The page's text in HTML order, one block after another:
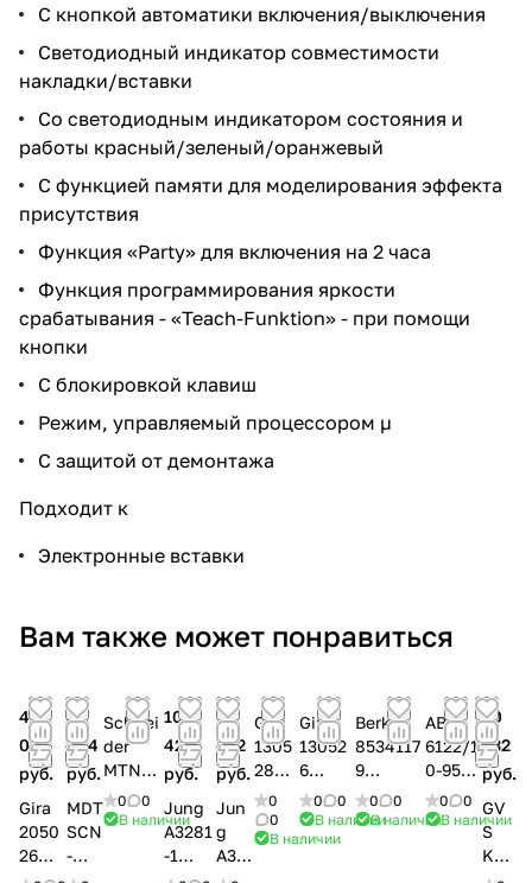
С кнопкой автоматики включения/выключения
Светодиодный индикатор совместимости
накладки/вставки
Со светодиодным индикатором состояния и
работы красный/зеленый/оранжевый
С функцией памяти для моделирования эффекта
присутствия
Функция «Party» для включения на 2 часа
Функция программирования яркости
срабатывания - «Teach-Funktion» - при помощи
кнопки
С блокировкой клавиш
Режим, управляемый процессором µ
С защитой от демонтажа
Подходит к
Электронные вставки
Вам также может понравиться
40
062
руб.
Gira
2050
26
Датч
43
464
руб.
MDT
SCN
-
G36
Schnei
der
MTN63
1844
Датчик
0
0
В наличии
101
420
руб.
Jung
A3281
-1
Униве
79
542
руб.
Jun
g
A31
81S
Gira
1305
28
Накл
адка
авто
0
0
В наличии
Gira
13052
6
Накла
дка
автом
0
0
В наличии
Berker
8534117
9
Инфрак
расный
0
0
В наличии
ABB
6122/1
0-95-
500
Датчи
0
0
В наличии
20
332
руб.
GV
S
KN
X